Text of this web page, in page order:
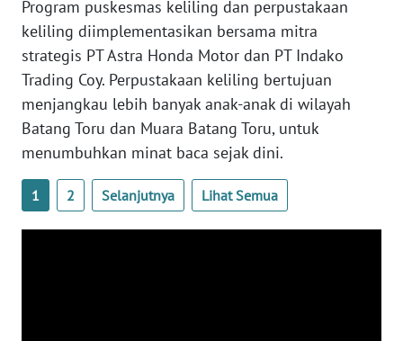
Program puskesmas keliling dan perpustakaan
keliling diimplementasikan bersama mitra
strategis PT Astra Honda Motor dan PT Indako
Trading Coy. Perpustakaan keliling bertujuan
menjangkau lebih banyak anak-anak di wilayah
Batang Toru dan Muara Batang Toru, untuk
menumbuhkan minat baca sejak dini.
1 2 Selanjutnya Lihat Semua
KALSEL
WN
KALTIM
WN
SULSEL